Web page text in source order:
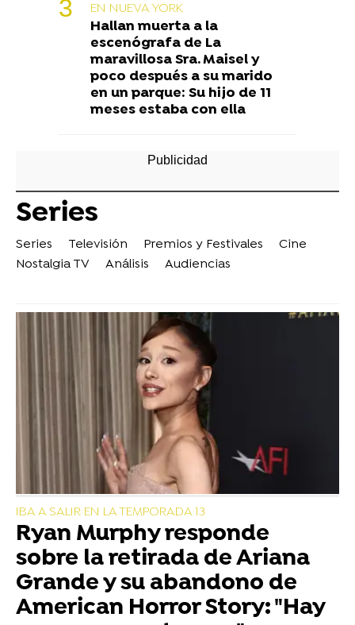
EN NUEVA YORK
Hallan muerta a la
escenógrafa de La
maravillosa Sra. Maisel y
poco después a su marido
en un parque: Su hijo de 11
meses estaba con ella
Series
Series Televisión Premios y Festivales
Cine
Nostalgia TV
Análisis Audiencias
IBA A SALIR EN LA TEMPORADA 13
Ryan Murphy responde
sobre la retirada de Ariana
Grande y su abandono de
American Horror Story: "Hay